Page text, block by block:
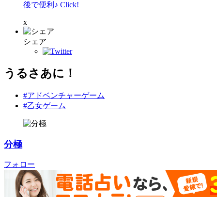
後で便利♪ Click!
x
シェア
うるさあに！
#アドベンチャーゲーム
#乙女ゲーム
分極
フォロー